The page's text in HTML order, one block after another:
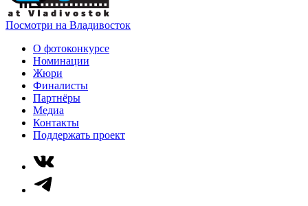
Посмотри на Владивосток
О фотоконкурсе
Номинации
Жюри
Финалисты
Партнёры
Медиа
Контакты
Поддержать проект